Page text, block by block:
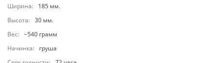
Ширина:
185 мм.
Высота: 30 мм.
Вес: ~540 грамм
Начинка:
груша